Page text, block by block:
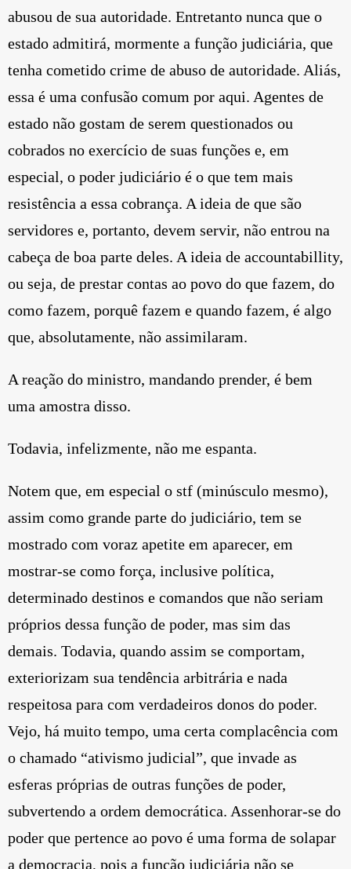
abusou de sua autoridade. Entretanto nunca que o
estado admitirá, mormente a função judiciária, que
tenha cometido crime de abuso de autoridade. Aliás,
essa é uma confusão comum por aqui. Agentes de
estado não gostam de serem questionados ou
cobrados no exercício de suas funções e, em
especial, o poder judiciário é o que tem mais
resistência a essa cobrança. A ideia de que são
servidores e, portanto, devem servir, não entrou na
cabeça de boa parte deles. A ideia de accountabillity,
ou seja, de prestar contas ao povo do que fazem, do
como fazem, porquê fazem e quando fazem, é algo
que, absolutamente, não assimilaram.
A reação do ministro, mandando prender, é bem
uma amostra disso.
Todavia, infelizmente, não me espanta.
Notem que, em especial o stf (minúsculo mesmo),
assim como grande parte do judiciário, tem se
mostrado com voraz apetite em aparecer, em
mostrar-se como força, inclusive política,
determinado destinos e comandos que não seriam
próprios dessa função de poder, mas sim das
demais. Todavia, quando assim se comportam,
exteriorizam sua tendência arbitrária e nada
respeitosa para com verdadeiros donos do poder.
Vejo, há muito tempo, uma certa complacência com
o chamado “ativismo judicial”, que invade as
esferas próprias de outras funções de poder,
subvertendo a ordem democrática. Assenhorar-se do
poder que pertence ao povo é uma forma de solapar
a democracia, pois a função judiciária não se